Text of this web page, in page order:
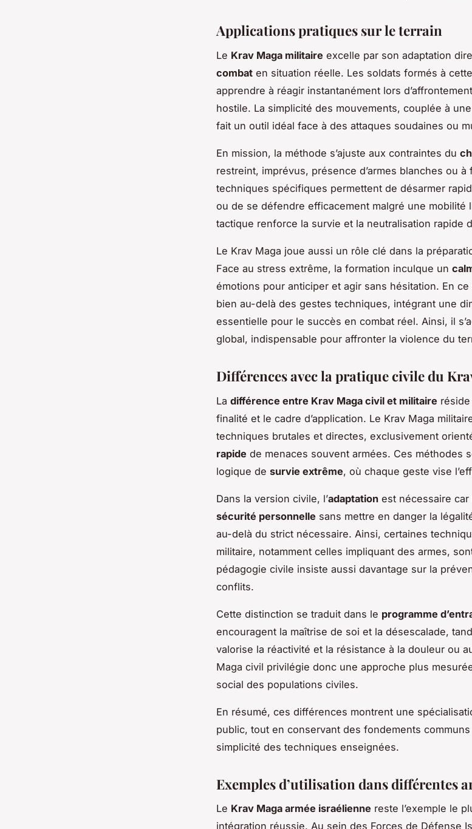
Applications pratiques sur le terrain
Le Krav Maga militaire excelle par son adaptation
combat en situation réelle. Les soldats formés à
apprendre à réagir instantanément lors
hostile. La simplicité des mouvements, couplée à
fait un outil idéal face à des attaques soudaines ou
En mission, la méthode s’ajuste aux contraintes du
restreint, imprévus, présence d’armes blanches ou à
techniques spécifiques permettent de désarmer
ou de se défendre efficacement malgré une mobilité
tactique renforce la survie et la neutralisation rapide
Le Krav Maga joue aussi un rôle clé dans la
Face au stress extrême, la formation inculque un
émotions pour anticiper et agir sans hésitation. En
bien au-delà des gestes techniques, intégrant une
essentielle pour le succès en combat réel. Ainsi, il
global, indispensable pour affronter la violence du
Différences avec la pratique civile du
La différence entre Krav Maga civil et militaire
finalité et le cadre d’application. Le Krav Maga
techniques brutales et directes, exclusivement
rapide de menaces souvent armées. Ces méthodes
logique de survie extrême, où chaque geste vise
Dans la version civile, l’adaptation est nécessaire car
sécurité personnelle sans mettre en danger la
au-delà du strict nécessaire. Ainsi, certaines
militaire, notamment celles impliquant des armes,
pédagogie civile insiste aussi davantage sur la
conflits.
Cette distinction se traduit dans le programme
encouragent la maîtrise de soi et la désescalade,
valorise la réactivité et la résistance à la douleur ou
Maga civil privilégie donc une approche plus
social des populations civiles.
En résumé, ces différences montrent une
public, tout en conservant des fondements communs
simplicité des techniques enseignées.
Exemples d’utilisation dans différentes
Le Krav Maga armée israélienne reste l’exemple le
intégration réussie. Au sein des Forces de Défense